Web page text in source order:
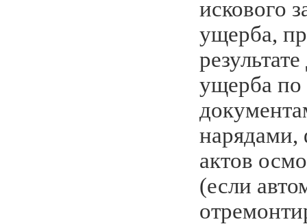
искового
ущерба,
ущерба по
нарядами,
актов
(если